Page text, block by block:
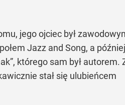
jego ojciec był
Jazz and Song, a później
którego sam był autorem.
stał się ulubieńcem